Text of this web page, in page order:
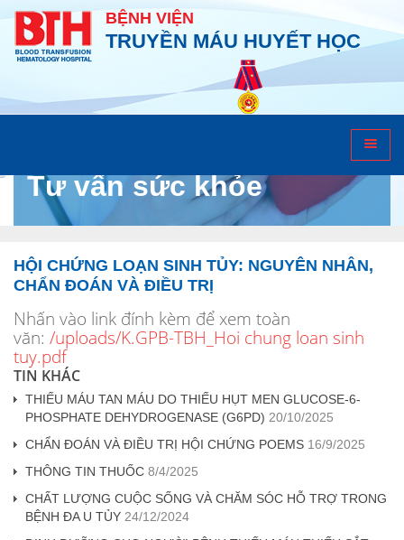
BỆNH VIỆN
TRUYỀN MÁU HUYẾT HỌC
Tư vấn sức khỏe
HỘI CHỨNG LOẠN SINH TỦY: NGUYÊN NHÂN,
CHẨN ĐOÁN VÀ ĐIỀU TRỊ
Nhấn vào link đính kèm để xem toàn
văn: /uploads/K.GPB-TBH_Hoi chung loan sinh
tuy.pdf
TIN KHÁC
THIẾU MÁU TAN MÁU DO THIẾU HỤT MEN GLUCOSE-6-
PHOSPHATE DEHYDROGENASE (G6PD) 20/10/2025
CHẨN ĐOÁN VÀ ĐIỀU TRỊ HỘI CHỨNG POEMS 16/9/2025
THÔNG TIN THUỐC 8/4/2025
CHẤT LƯỢNG CUỘC SỐNG VÀ CHĂM SÓC HỖ TRỢ TRONG
BỆNH ĐA U TỦY 24/12/2024